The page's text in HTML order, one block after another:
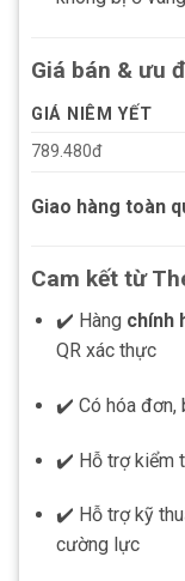
Giá bán & ưu
GIÁ NIÊM YẾT
789.480đ
Giao hàng toàn
Cam kết từ
✔️ Hàng chính
QR xác thực
✔️ Có hóa đơn,
✔️ Hỗ trợ kiểm
✔️ Hỗ trợ kỹ
cường lực